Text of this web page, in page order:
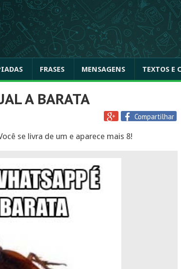
FRASES MENSAGENS TEXTOS E
A BARATA
Compartilhar
se livra de um e aparece mais 8!